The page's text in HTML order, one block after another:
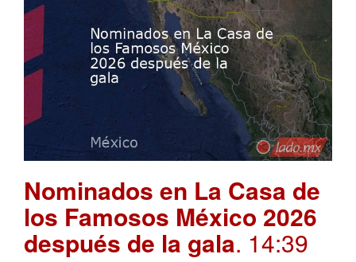
Nominados en La Casa de
los Famosos México 2026
después de la gala. 14:39